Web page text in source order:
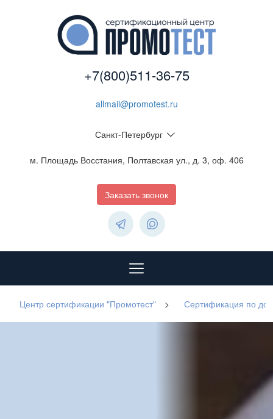
+7(800)511-36-75
allmail@promotest.ru
Санкт-Петербург
м. Площадь Восстания, Полтавская ул., д. 3, оф. 406
Заказать звонок
Центр сертификации "Промотест" > Сертификация по